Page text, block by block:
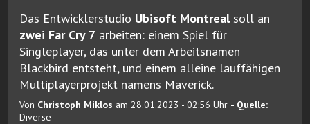
Das Entwicklerstudio Ubisoft Montrealsoll an
zwei Far Cry 7 arbeiten: einem Spiel für
Singleplayer, das unter dem Arbeitsnamen
Blackbird entsteht, und einem alleine lauffähigen
Multiplayerprojekt namens Maverick.
Von Christoph Miklos am 28.01.2023 - 02:56 Uhr - Quelle:
Diverse